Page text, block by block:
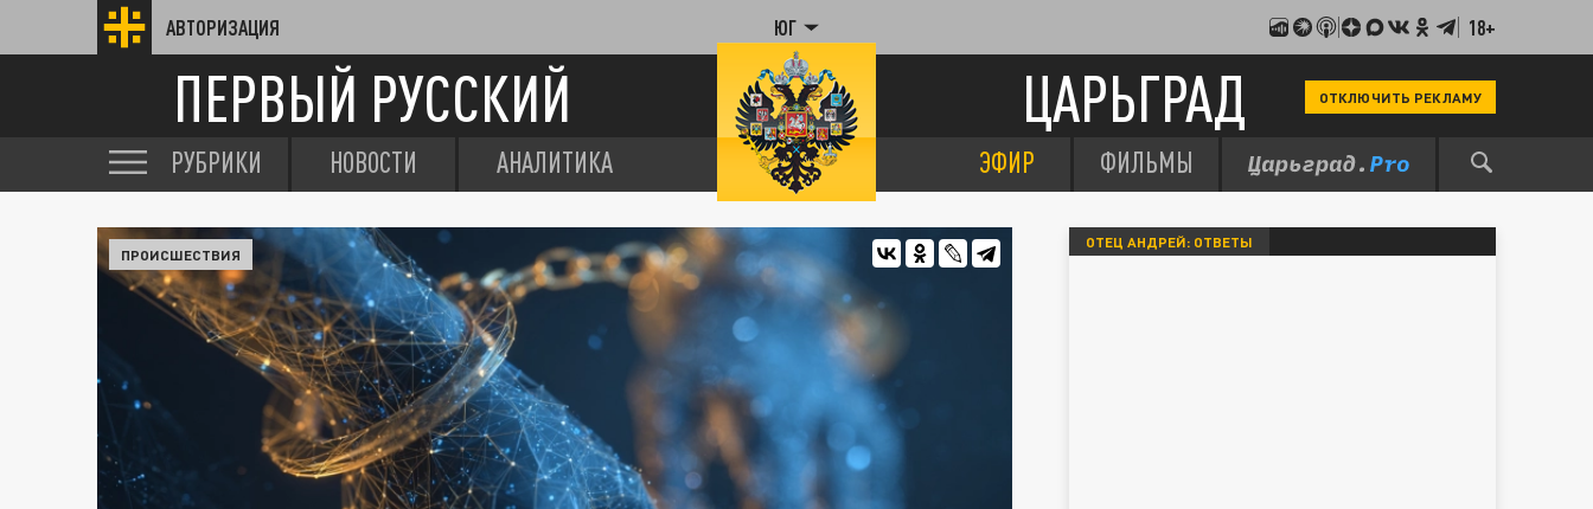
АВТОРИЗАЦИЯ ЮГ 18+
ПЕРВЫЙ РУССКИЙ ЦАРЬГРАД ОТКЛЮЧИТЬ РЕКЛАМУ
РУБРИКИ НОВОСТИ АНАЛИТИКА ЭФИР ФИЛЬМЫ
ПРОИСШЕСТВИЯ
ОТЕЦ АНДРЕЙ: ОТВЕТЫ